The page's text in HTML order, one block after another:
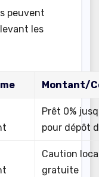
peuvent
les
Montant/
Prêt 0%
pour dépôt
Caution
gratuite